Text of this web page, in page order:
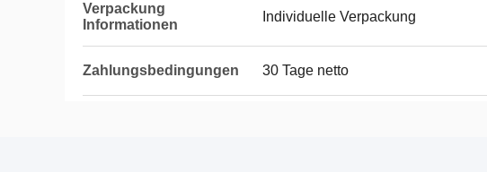
Verpackung
Informationen
Individuelle Verpackung
Zahlungsbedingungen 30 Tage netto